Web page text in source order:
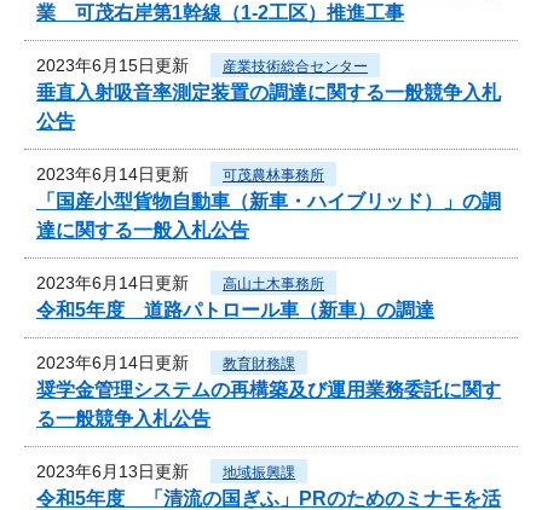
業 可茂右岸第1幹線（1-2工区）推進工事
2023年6月15日更新 産業技術総合センター
垂直入射吸音率測定装置の調達に関する一般競争入札
公告
2023年6月14日更新 可茂農林事務所
「国産小型貨物自動車（新車・ハイブリッド）」の調
達に関する一般入札公告
2023年6月14日更新 高山土木事務所
令和5年度 道路パトロール車（新車）の調達
2023年6月14日更新 教育財務課
奨学金管理システムの再構築及び運用業務委託に関す
る一般競争入札公告
2023年6月13日更新 地域振興課
令和5年度 「清流の国ぎふ」PRのためのミナモを活